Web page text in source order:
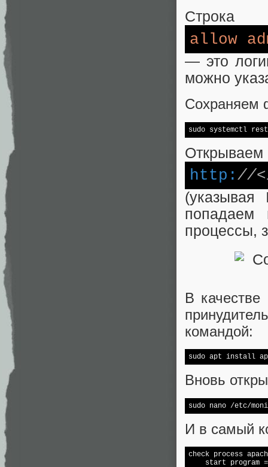
Строка
allow
— это
можно
Сохраняем
sudo systemctl
Открываем
http://
попадаем
процессы,
В
командой:
sudo apt install
Вновь
sudo nano /etc/
И в самый
check process
start program